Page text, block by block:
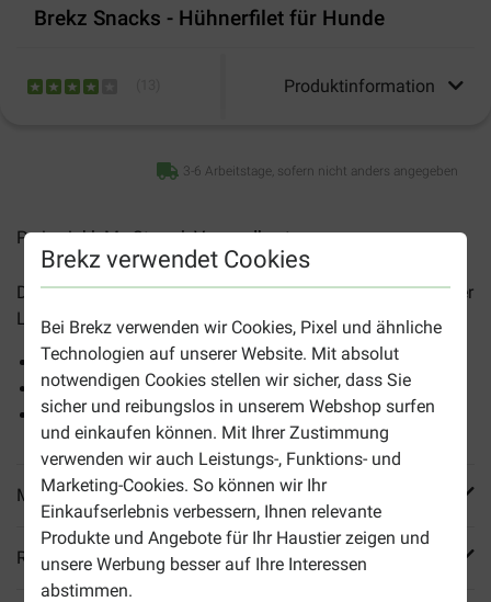
Brekz verwendet Cookies
Bei Brekz verwenden wir Cookies, Pixel und ähnliche
Technologien auf unserer Website. Mit absolut
notwendigen Cookies stellen wir sicher, dass Sie
sicher und reibungslos in unserem Webshop surfen
und einkaufen können. Mit Ihrer Zustimmung
verwenden wir auch Leistungs-, Funktions- und
Marketing-Cookies. So können wir Ihr
Einkaufserlebnis verbessern, Ihnen relevante
Produkte und Angebote für Ihr Haustier zeigen und
unsere Werbung besser auf Ihre Interessen
abstimmen.
Brekz Snacks - Hühnerfilet für Hunde
Produktinformation
3-6 Arbeitstage, sofern nicht anders angegeben
Preise inkl. MwSt zzgl.Versandkosten
DasBrekz Snacks - Hühnerfilet für Hundeist ein herrlicher
Leckerbissen für Hunde aller Rassen.
100% getrocknetes Hühnerfleisch aus Europa
Köstliches Naturprodukt
Ohne Glycerin
Mehr Produktinfos
Reviews